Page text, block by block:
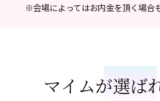
※会場によってはお内金を頂く場合
マイムが選ば